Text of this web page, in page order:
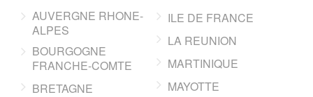
AUVERGNE RHONE-
ALPES
BOURGOGNE
FRANCHE-COMTE
BRETAGNE
ILE DE FRANCE
LA REUNION
MARTINIQUE
MAYOTTE